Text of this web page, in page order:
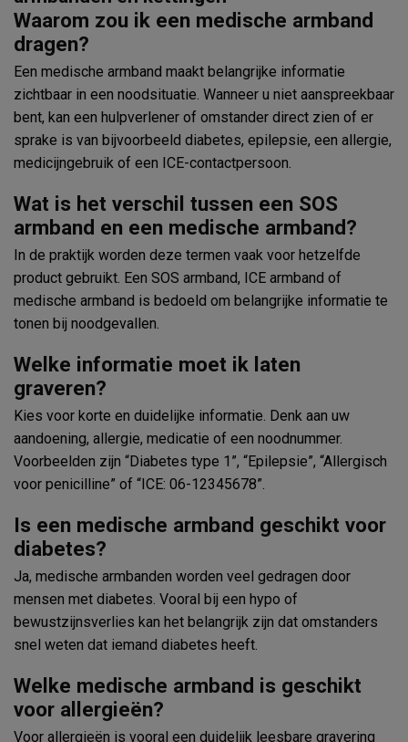
Waarom zou ik een medische armband
dragen?
Een medische armband maakt belangrijke informatie
zichtbaar in een noodsituatie. Wanneer u niet aanspreekbaar
bent, kan een hulpverlener of omstander direct zien of er
sprake is van bijvoorbeeld diabetes, epilepsie, een allergie,
medicijngebruik of een ICE-contactpersoon.
Wat is het verschil tussen een SOS
armband en een medische armband?
In de praktijk worden deze termen vaak voor hetzelfde
product gebruikt. Een SOS armband, ICE armband of
medische armband is bedoeld om belangrijke informatie te
tonen bij noodgevallen.
Welke informatie moet ik laten
graveren?
Kies voor korte en duidelijke informatie. Denk aan uw
aandoening, allergie, medicatie of een noodnummer.
Voorbeelden zijn “Diabetes type 1”, “Epilepsie”, “Allergisch
voor penicilline” of “ICE: 06-12345678”.
Is een medische armband geschikt voor
diabetes?
Ja, medische armbanden worden veel gedragen door
mensen met diabetes. Vooral bij een hypo of
bewustzijnsverlies kan het belangrijk zijn dat omstanders
snel weten dat iemand diabetes heeft.
Welke medische armband is geschikt
voor allergieën?
Voor allergieën is vooral een duidelijk leesbare gravering